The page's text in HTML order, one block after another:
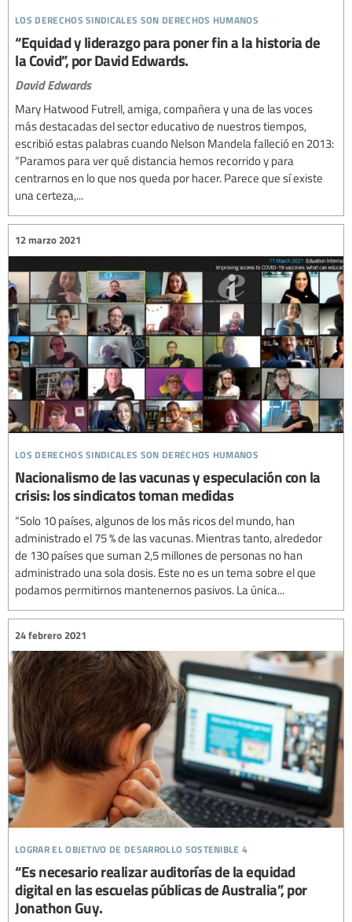
los derechos sindicales son derechos humanos
“Equidad y liderazgo para poner fin a la historia de
la Covid”, por David Edwards.
David Edwards
Mary Hatwood Futrell, amiga, compañera y una de las voces
más destacadas del sector educativo de nuestros tiempos,
escribió estas palabras cuando Nelson Mandela falleció en 2013:
“Paramos para ver qué distancia hemos recorrido y para
centrarnos en lo que nos queda por hacer. Parece que sí existe
una certeza,...
los derechos sindicales son derechos humanos
12 marzo 2021
Nacionalismo de las vacunas y especulación con la
crisis: los sindicatos toman medidas
“Solo 10 países, algunos de los más ricos del mundo, han
administrado el 75 % de las vacunas. Mientras tanto, alrededor
de 130 países que suman 2,5 millones de personas no han
administrado una sola dosis. Este no es un tema sobre el que
podamos permitirnos mantenernos pasivos. La única...
lograr el objetivo de desarrollo sostenible 4
24 febrero 2021
“Es necesario realizar auditorías de la equidad
digital en las escuelas públicas de Australia”, por
Jonathon Guy.